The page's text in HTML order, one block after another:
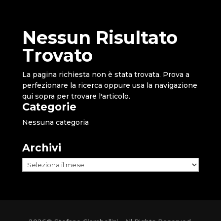
Nessun Risultato
Trovato
La pagina richiesta non è stata trovata. Prova a
perfezionare la ricerca oppure usa la navigazione
qui sopra per trovare l'articolo.
Categorie
Nessuna categoria
Archivi
Archivi